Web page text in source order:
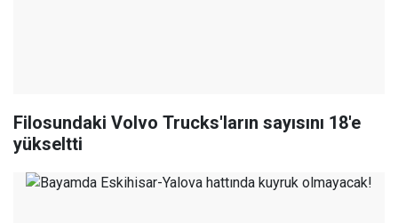
Filosundaki Volvo Trucks'ların sayısını 18'e
yükseltti